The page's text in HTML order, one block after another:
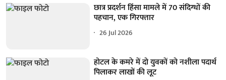
छात्र प्रदर्शन हिंसा मामले में 70 संदिग्धों की
पहचान, एक गिरफ्तार
26 Jul 2026
होटल के कमरे में दो युवकों को नशीला पदार्थ
पिलाकर लाखों की लूट